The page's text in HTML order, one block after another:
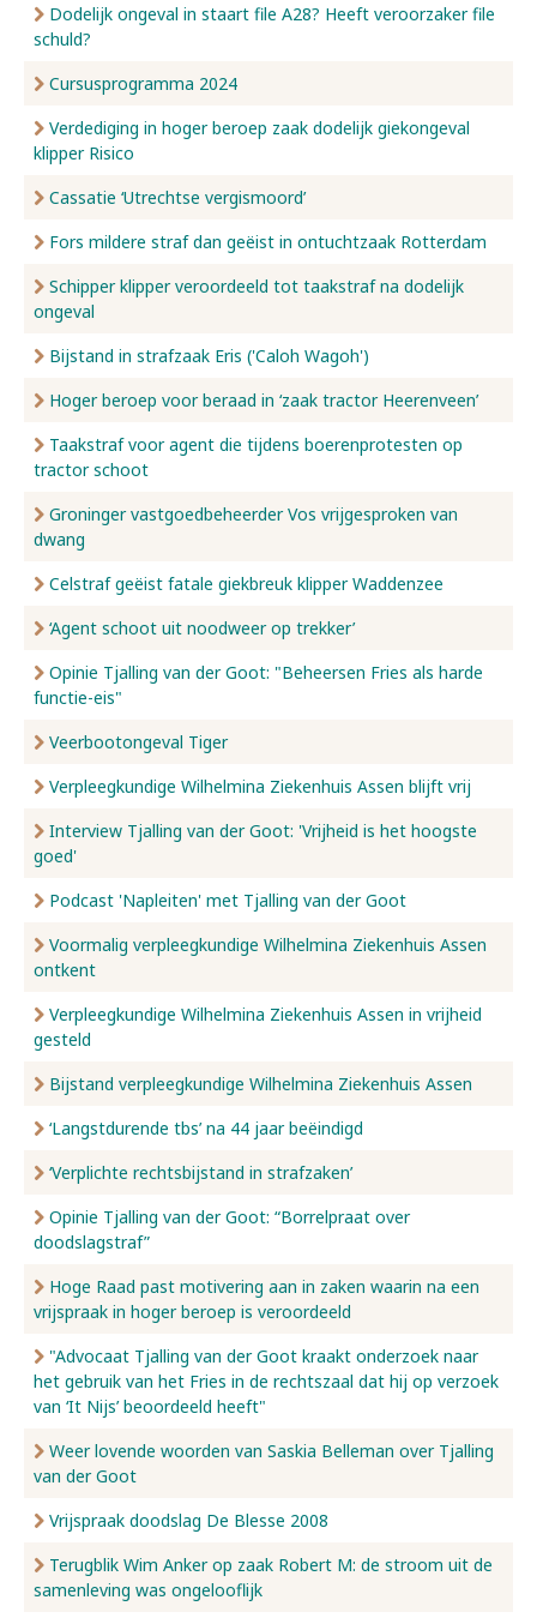
Dodelijk ongeval in staart file A28? Heeft veroorzaker file
schuld?
Cursusprogramma 2024
Verdediging in hoger beroep zaak dodelijk giekongeval
klipper Risico
Cassatie ‘Utrechtse vergismoord’
Fors mildere straf dan geëist in ontuchtzaak Rotterdam
Schipper klipper veroordeeld tot taakstraf na dodelijk
ongeval
Bijstand in strafzaak Eris ('Caloh Wagoh')
Hoger beroep voor beraad in ‘zaak tractor Heerenveen’
Taakstraf voor agent die tijdens boerenprotesten op
tractor schoot
Groninger vastgoedbeheerder Vos vrijgesproken van
dwang
Celstraf geëist fatale giekbreuk klipper Waddenzee
‘Agent schoot uit noodweer op trekker’
Opinie Tjalling van der Goot: "Beheersen Fries als harde
functie-eis"
Veerbootongeval Tiger
Verpleegkundige Wilhelmina Ziekenhuis Assen blijft vrij
Interview Tjalling van der Goot: 'Vrijheid is het hoogste
goed'
Podcast 'Napleiten' met Tjalling van der Goot
Voormalig verpleegkundige Wilhelmina Ziekenhuis Assen
ontkent
Verpleegkundige Wilhelmina Ziekenhuis Assen in vrijheid
gesteld
Bijstand verpleegkundige Wilhelmina Ziekenhuis Assen
‘Langstdurende tbs’ na 44 jaar beëindigd
‘Verplichte rechtsbijstand in strafzaken’
Opinie Tjalling van der Goot: “Borrelpraat over
doodslagstraf”
Hoge Raad past motivering aan in zaken waarin na een
vrijspraak in hoger beroep is veroordeeld
"Advocaat Tjalling van der Goot kraakt onderzoek naar
het gebruik van het Fries in de rechtszaal dat hij op verzoek
van ‘It Nijs’ beoordeeld heeft"
Weer lovende woorden van Saskia Belleman over Tjalling
van der Goot
Vrijspraak doodslag De Blesse 2008
Terugblik Wim Anker op zaak Robert M: de stroom uit de
samenleving was ongelooflijk